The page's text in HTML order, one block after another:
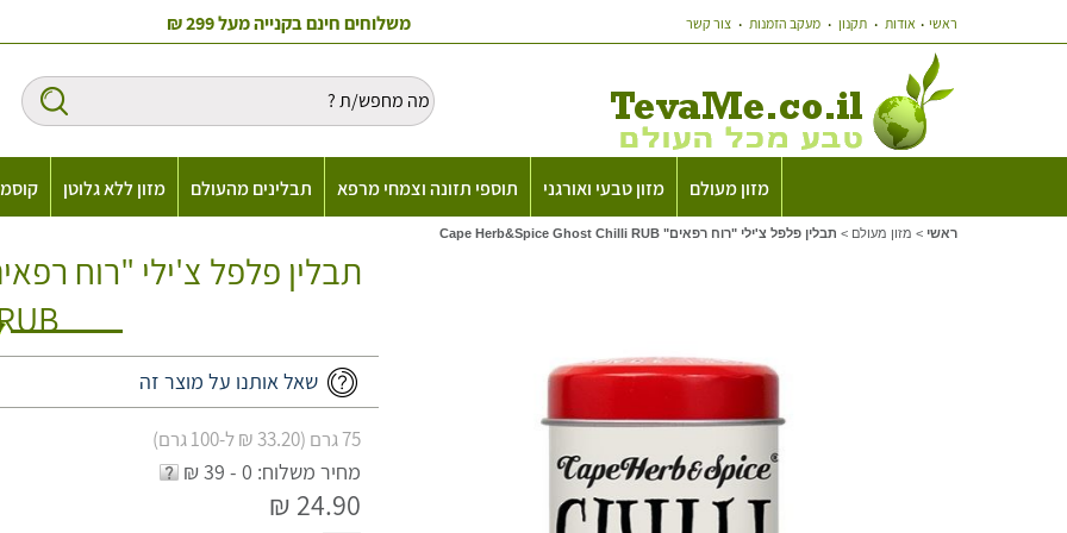
ראשי אודות תקנון מעקב הזמנות צור קשר משלוחים חינם בקנייה מעל 299 ₪
מזון מעולם מזון טבעי ואורגני תוספי תזונה וצמחי מרפא תבלינים מהעולם מזון ללא גלוטן
ראשי > מזון מעולם > תבלין פלפל צ'ילי "רוח רפאים" Cape Herb&Spice Ghost Chilli RUB
שאל אותנו על מוצר זה
75 גרם (33.20 ₪ ל-100 גרם)
מחיר משלוח: 0 - 39 ₪
24.90 ₪